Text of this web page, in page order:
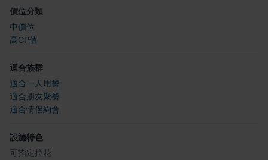
價位分類
中價位
高CP值
適合族群
適合一人用餐
適合朋友聚餐
適合情侶約會
設施特色
可指定拉花